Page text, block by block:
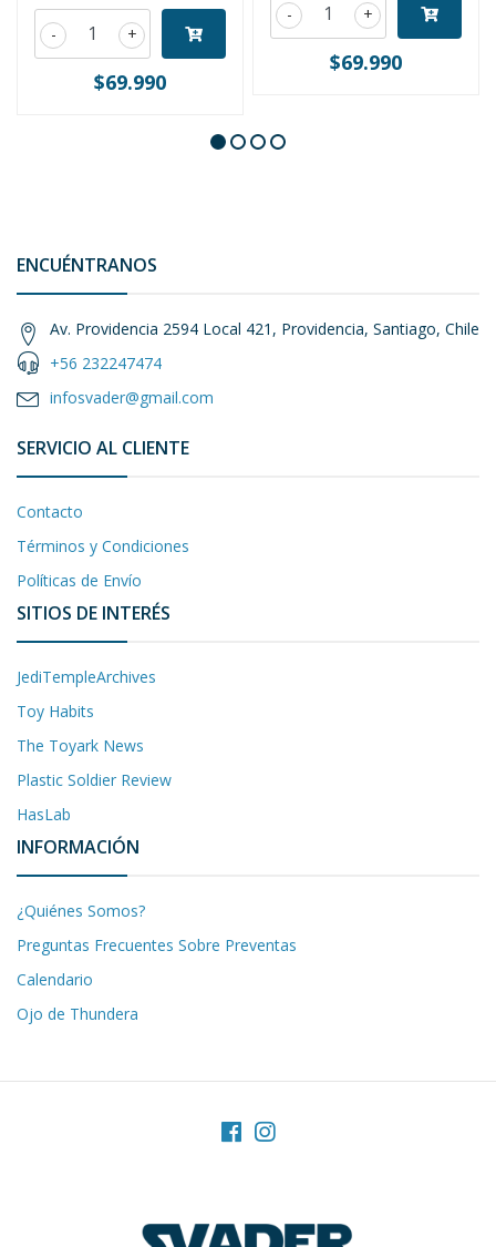
+
-
$69.990
+
-
$69.990
ENCUÉNTRANOS
Av. Providencia 2594 Local 421, Providencia, Santiago, Chile
+56 232247474
infosvader@gmail.com
SERVICIO AL CLIENTE
Contacto
Términos y Condiciones
Políticas de Envío
SITIOS DE INTERÉS
JediTempleArchives
Toy Habits
The Toyark News
Plastic Soldier Review
HasLab
INFORMACIÓN
¿Quiénes Somos?
Preguntas Frecuentes Sobre Preventas
Calendario
Ojo de Thundera